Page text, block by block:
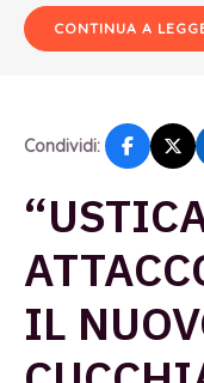
CONTINUA A
Condividi:
IL